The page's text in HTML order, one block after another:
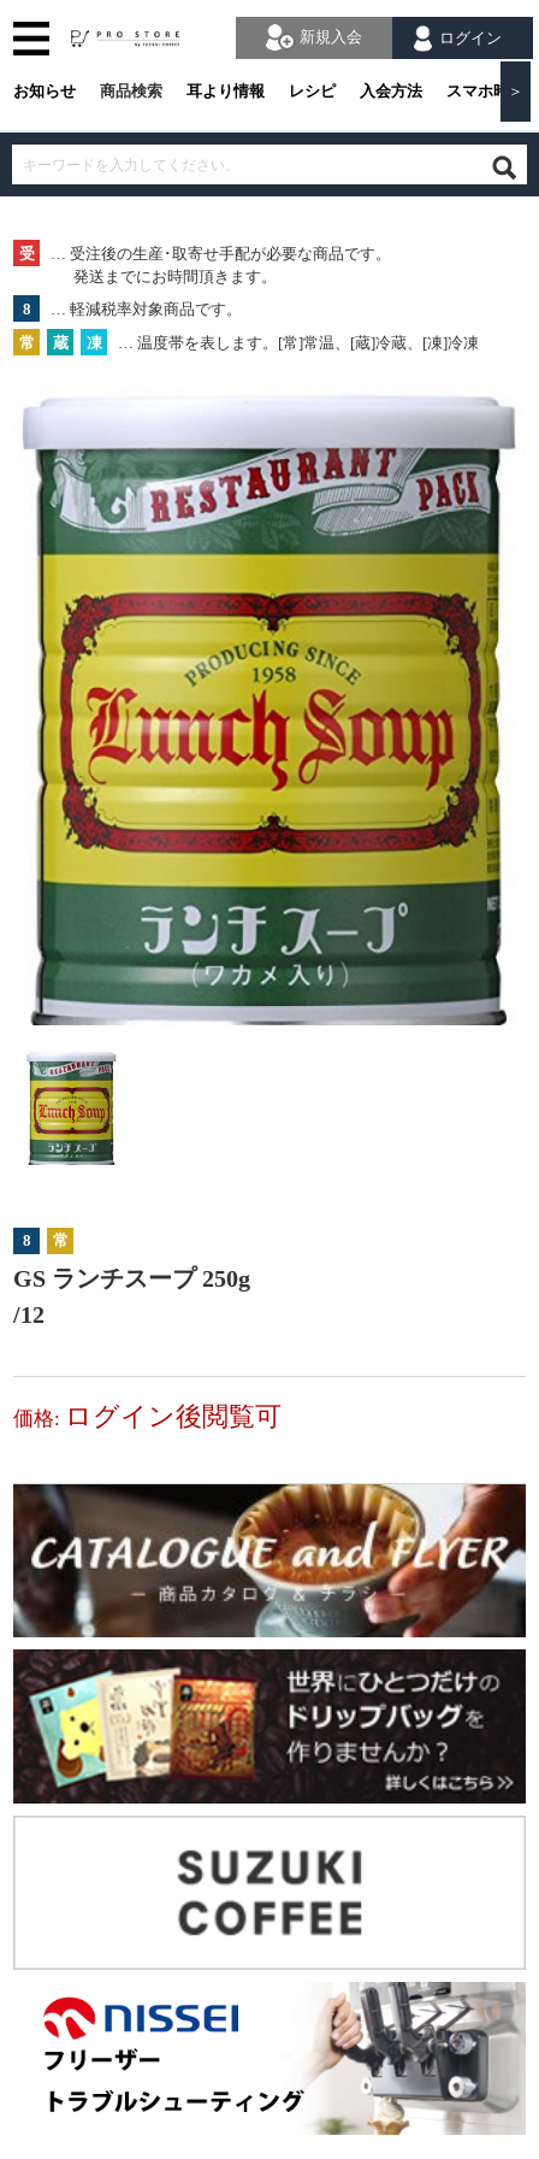
お知らせ 商品検索 耳より情報 レシピ 入会方法 スマホ時の
＞
ログイン
新規入会
受
… 受注後の生産･取寄せ手配が必要な商品です。
発送までにお時間頂きます。
8
… 軽減税率対象商品です。
常
蔵 凍 … 温度帯を表します。[常]常温、[蔵]冷蔵、[凍]冷凍
8 常
GS ランチスープ 250g
/12
価格: ログイン後閲覧可